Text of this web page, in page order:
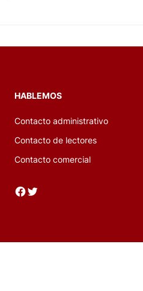
HABLEMOS
Contacto administrativo
Contacto de lectores
Contacto comercial
Facebook Twitter